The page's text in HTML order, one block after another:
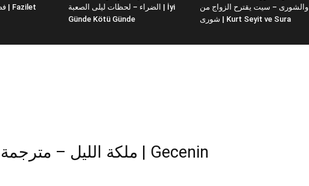
الضراء – لحظات ليلى الصعبة | İyi
Günde Kötü Günde
والشورى – سيت يقترح الزواج من
شورى | Kurt Seyit ve Sura